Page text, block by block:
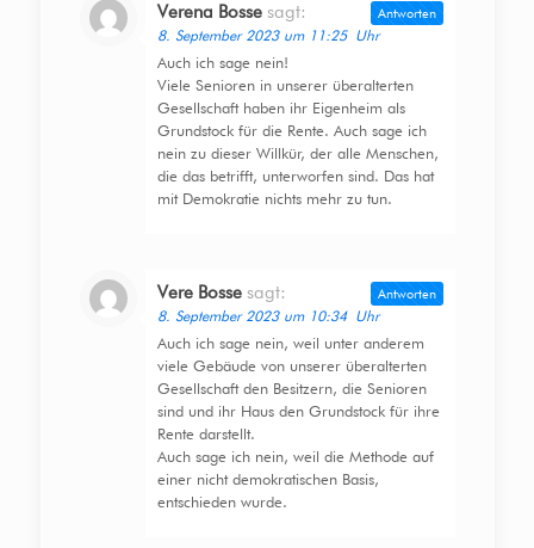
Verena Bosse sagt:
8. September 2023 um 11:25 Uhr
Auch ich sage nein!
Viele Senioren in unserer überalterten
Gesellschaft haben ihr Eigenheim als
Grundstock für die Rente. Auch sage ich
nein zu dieser Willkür, der alle Menschen,
die das betrifft, unterworfen sind. Das hat
mit Demokratie nichts mehr zu tun.
Antworten
Vere Bosse sagt:
8. September 2023 um 10:34 Uhr
Auch ich sage nein, weil unter anderem
viele Gebäude von unserer überalterten
Gesellschaft den Besitzern, die Senioren
sind und ihr Haus den Grundstock für ihre
Rente darstellt.
Auch sage ich nein, weil die Methode auf
einer nicht demokratischen Basis,
entschieden wurde.
Antworten